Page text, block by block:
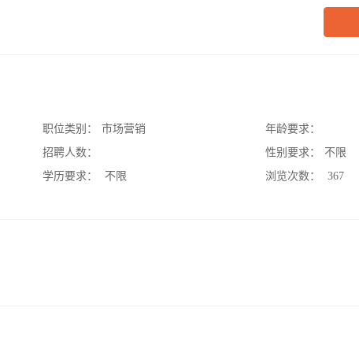
职位类别：
市场营销
招聘人数：
学历要求：
不限
年龄要求：
性别要求：
不限
浏览次数：
367